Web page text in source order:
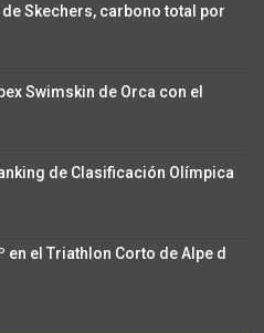
de Skechers, carbono total por
Swimskin de Orca con el
de Clasificación Olímpica
en el Triathlon Corto de Alpe d